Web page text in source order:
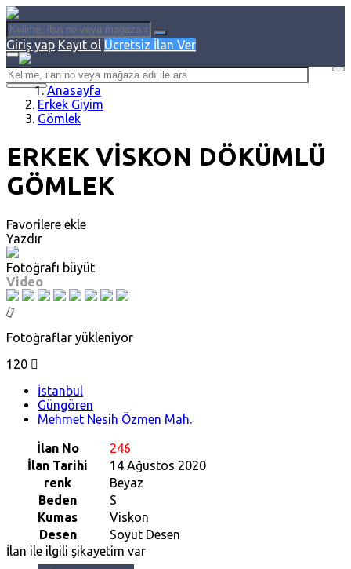
Giriş yap Kayıt ol Ücretsiz İlan Ver
Anasayfa
Erkek Giyim
Gömlek
ERKEK VİSKON DÖKÜMLÜ
GÖMLEK
Favorilere ekle
Yazdır
Fotoğrafı büyüt
Video
Fotoğraflar yükleniyor
120
İstanbul
Güngören
Mehmet Nesih Özmen Mah.
İlan No
246
İlan Tarihi
14 Ağustos 2020
renk
Beyaz
Beden
S
Kumas
Viskon
Desen
Soyut Desen
İlan ile ilgili şikayetim var